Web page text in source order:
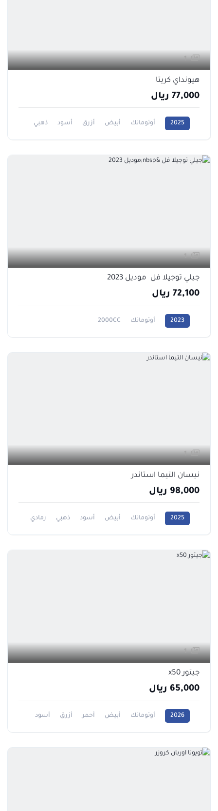
1
هيونداي كريتا
77,000 ريال
2025 أوتوماتك أبيض أزرق أسود
ذهبي
1
جيلي توجيلا فل موديل 2023
72,100 ريال
2023 أوتوماتك 2000CC
1
نيسان التيما استاندر
98,000 ريال
2025 أوتوماتك أبيض أسود ذهبي
رمادي
1
جيتور x50
65,000 ريال
2026 أوتوماتك أبيض أحمر أزرق
أسود